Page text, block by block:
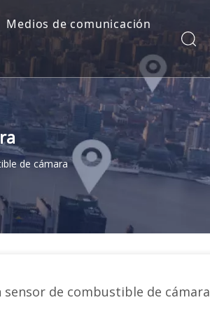
Medios de comunicación
de cámara
de combustible de cámara